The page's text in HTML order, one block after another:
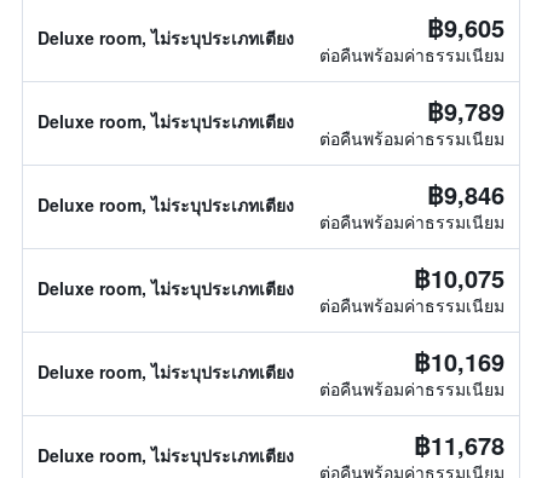
Deluxe room, ไม่ระบุประเภทเตียง ฿9,605
ต่อคืนพร้อมค่าธรรมเนียม
Deluxe room, ไม่ระบุประเภทเตียง ฿9,789
ต่อคืนพร้อมค่าธรรมเนียม
Deluxe room, ไม่ระบุประเภทเตียง ฿9,846
ต่อคืนพร้อมค่าธรรมเนียม
Deluxe room, ไม่ระบุประเภทเตียง ฿10,075
ต่อคืนพร้อมค่าธรรมเนียม
Deluxe room, ไม่ระบุประเภทเตียง ฿10,169
ต่อคืนพร้อมค่าธรรมเนียม
Deluxe room, ไม่ระบุประเภทเตียง ฿11,678
ต่อคืนพร้อมค่าธรรมเนียม